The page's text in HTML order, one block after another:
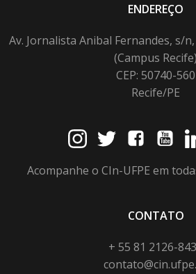
ENDEREÇO
Av. Jornalista Anibal Fernandes, s/
(Campus Recife)
CEP: 50740-560
Recife/PE
Acompanhe o CIn-UFPE em
CONTATO
+ 55 81 2126-